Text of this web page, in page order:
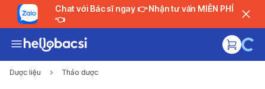
Chat với Bác sĩ ngay 👉 Nhận tư vấn MIỄN PHÍ
👈
Dược liệu Thảo dược